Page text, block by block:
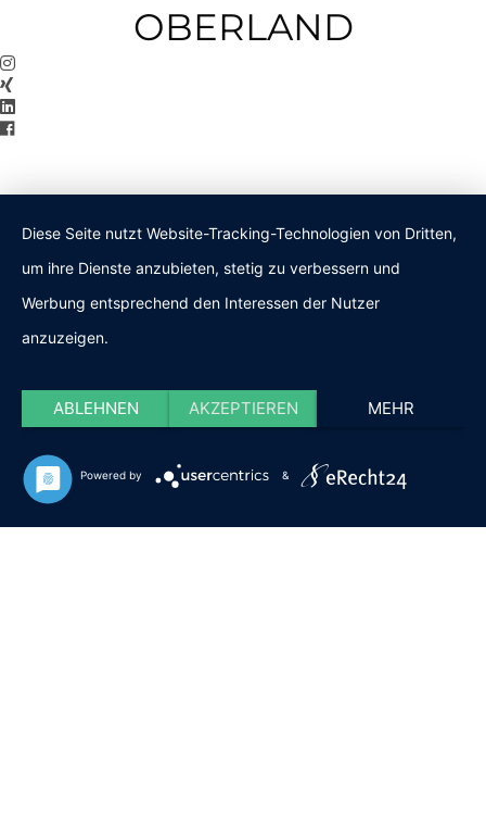
OBERLAND
Diese Seite nutzt Website-Tracking-Technologien von Dritten,
um ihre Dienste anzubieten, stetig zu verbessern und
Werbung entsprechend den Interessen der Nutzer
anzuzeigen.
ABLEHNEN AKZEPTIEREN MEHR
Powered by &